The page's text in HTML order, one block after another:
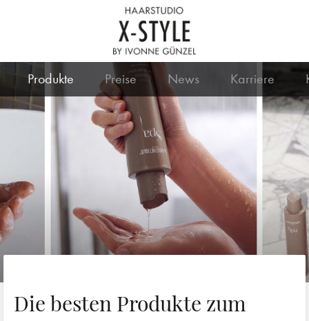
Produkte Preise News Karriere
Die besten Produkte zum